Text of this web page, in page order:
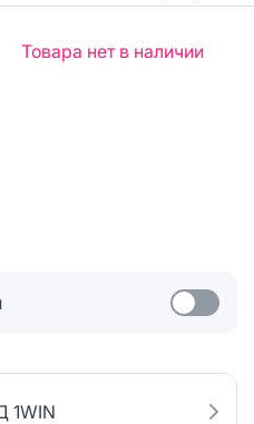
Товара нет в наличии
1WIN